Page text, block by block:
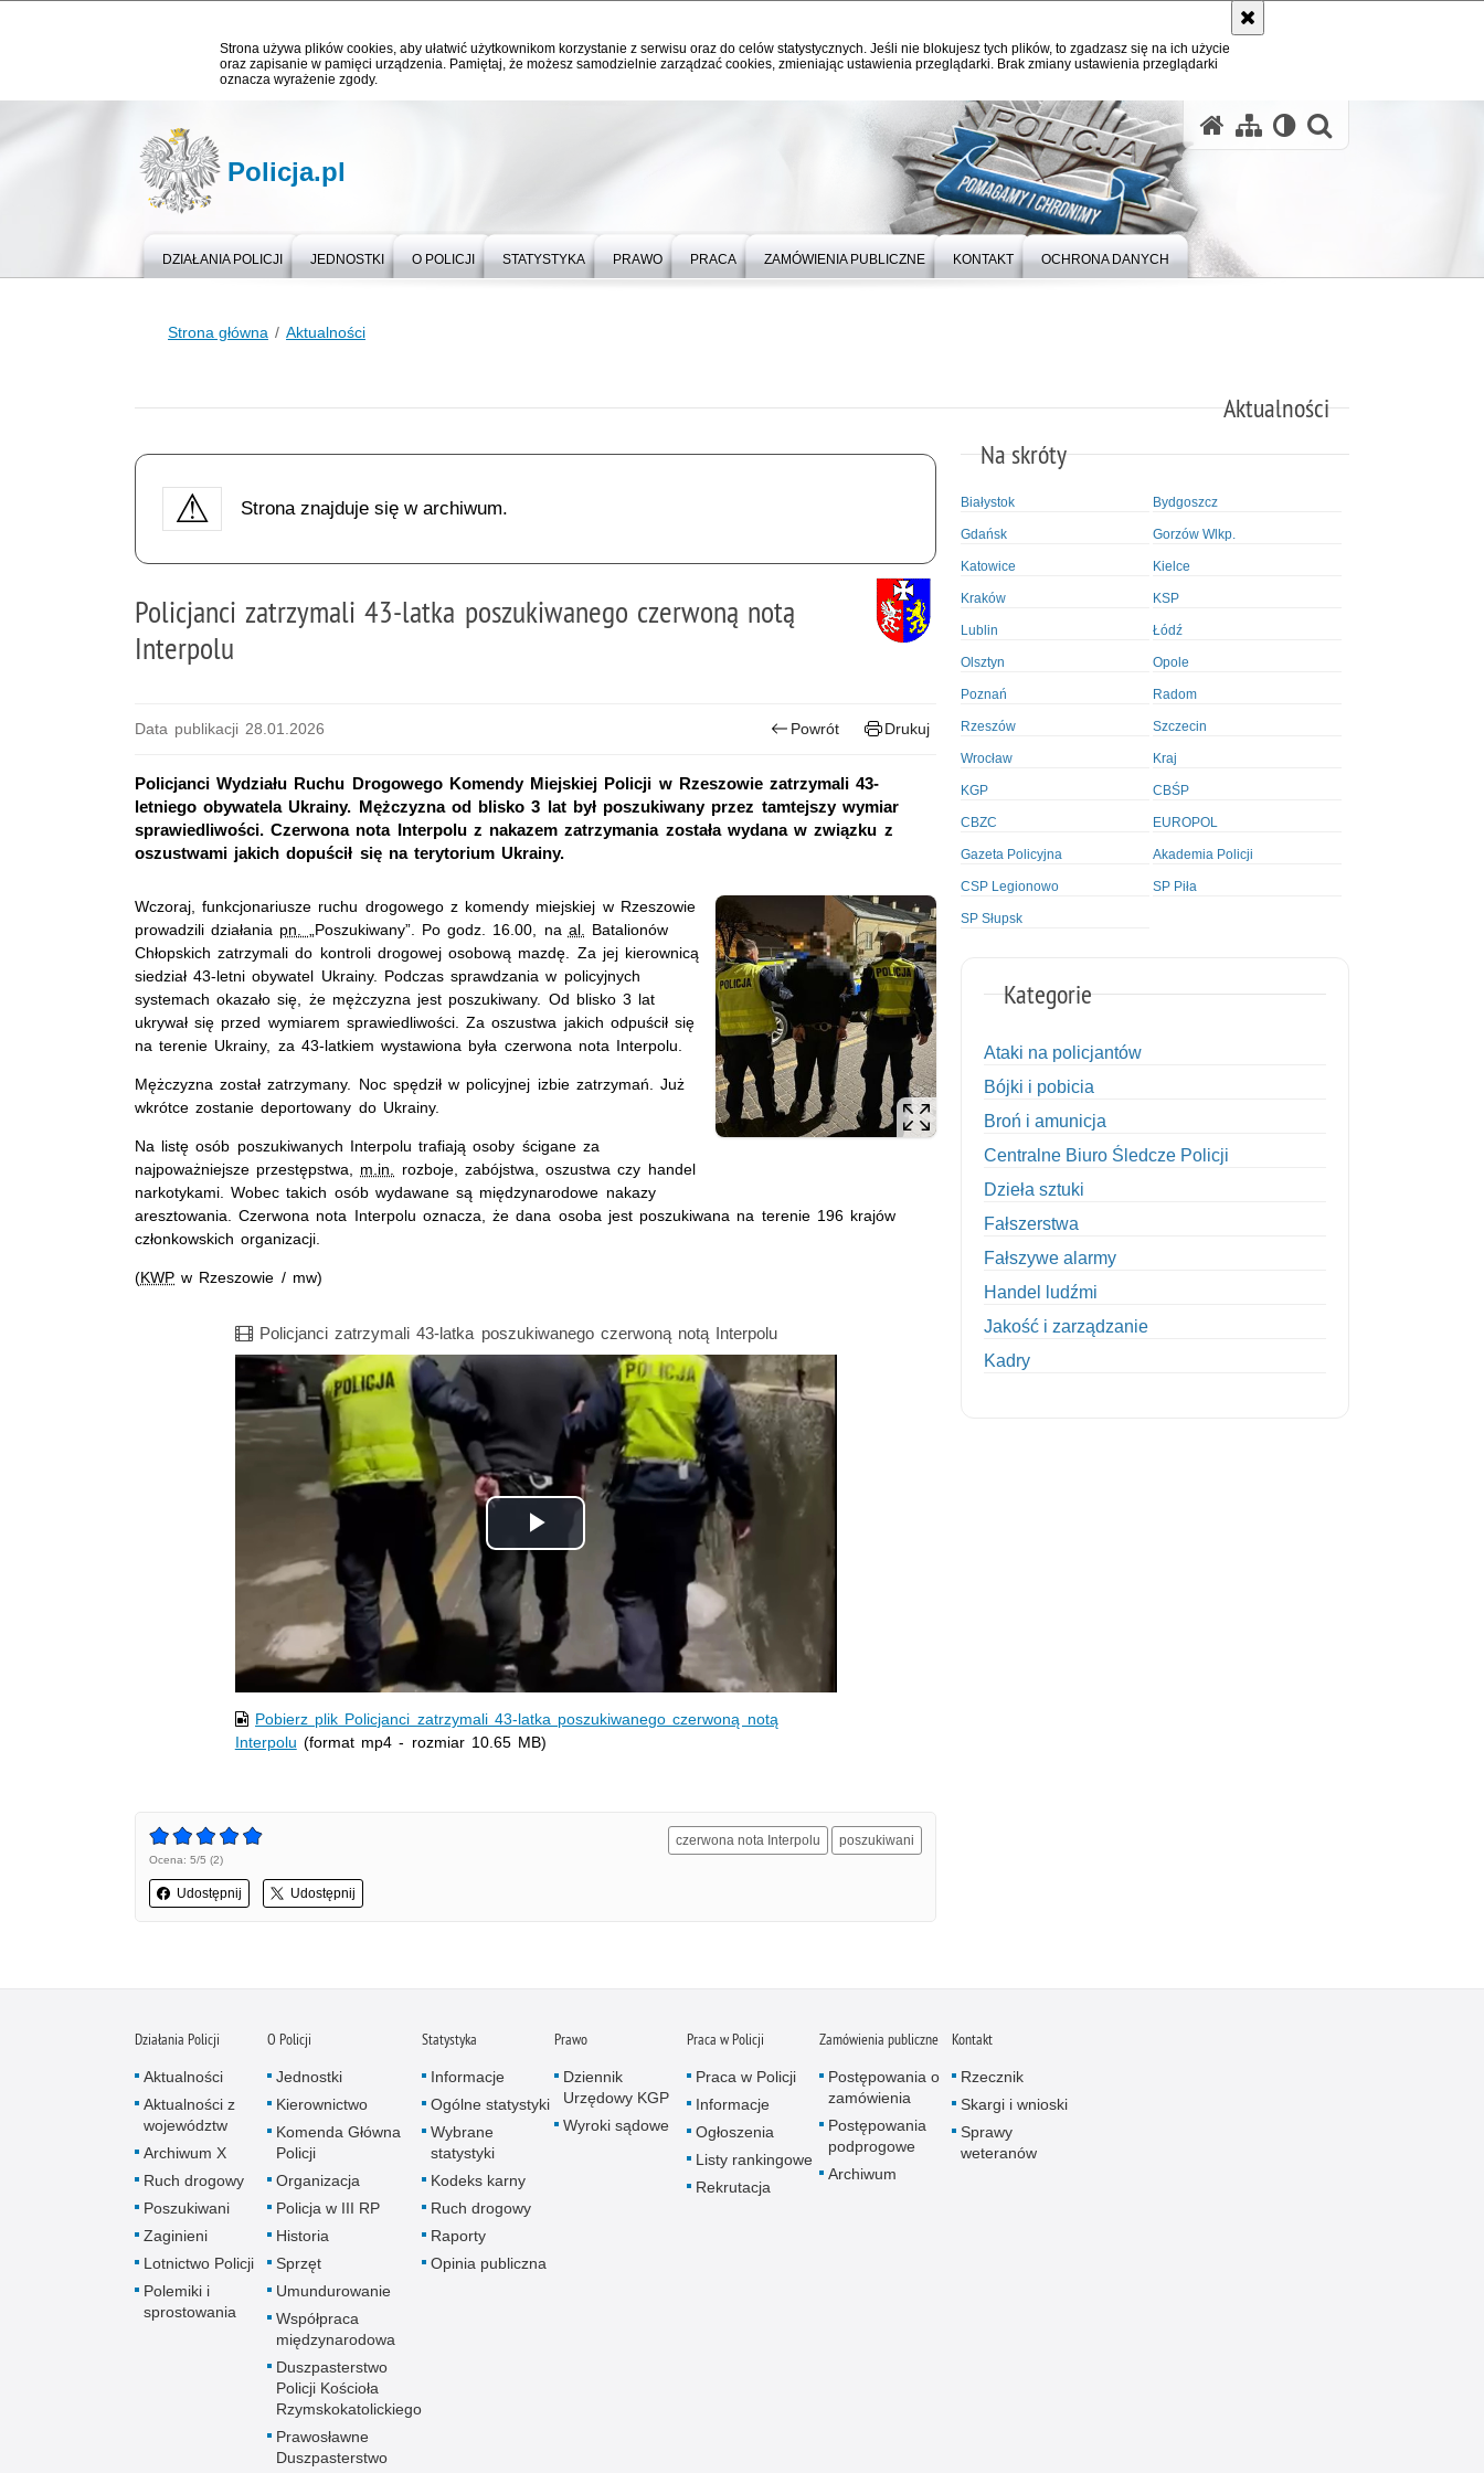
Strona używa plików cookies, aby ułatwić użytkownikom korzystanie z serwisu oraz do celów statystycznych. Jeśli nie blokujesz tych plików, to zgadzasz się na ich użycie
oraz zapisanie w pamięci urządzenia. Pamiętaj, że możesz samodzielnie zarządzać cookies, zmieniając ustawienia przeglądarki. Brak zmiany ustawienia przeglądarki
oznacza wyrażenie zgody.
Policja.pl
DZIAŁANIA POLICJI JEDNOSTKI O POLICJI STATYSTYKA PRAWO PRACA ZAMÓWIENIA PUBLICZNE KONTAKT OCHRONA DANYCH
Strona główna Aktualności
Aktualności
Strona znajduje się w archiwum.
Policjanci zatrzymali 43-latka poszukiwanego czerwoną notą
Interpolu
Data publikacji 28.01.2026 Powrót Drukuj
Policjanci Wydziału Ruchu Drogowego Komendy Miejskiej Policji w Rzeszowie zatrzymali 43-
letniego obywatela Ukrainy. Mężczyzna od blisko 3 lat był poszukiwany przez tamtejszy wymiar
sprawiedliwości. Czerwona nota Interpolu z nakazem zatrzymania została wydana w związku z
oszustwami jakich dopuścił się na terytorium Ukrainy.
Wczoraj, funkcjonariusze ruchu drogowego z komendy miejskiej w Rzeszowie
prowadzili działania pn. „Poszukiwany”. Po godz. 16.00, na al.
Batalionów
Chłopskich zatrzymali do kontroli drogowej osobową mazdę. Za jej kierownicą
siedział 43-letni obywatel Ukrainy. Podczas sprawdzania w policyjnych
systemach okazało się, że mężczyzna jest poszukiwany. Od blisko 3 lat
ukrywał się przed wymiarem sprawiedliwości. Za oszustwa jakich odpuścił się
na terenie Ukrainy, za 43-latkiem wystawiona była czerwona nota Interpolu.
Mężczyzna został zatrzymany. Noc spędził w policyjnej izbie zatrzymań. Już
wkrótce zostanie deportowany do Ukrainy.
Na listę osób poszukiwanych Interpolu trafiają osoby ścigane za
najpoważniejsze przestępstwa, m.in.
rozboje, zabójstwa, oszustwa czy handel
narkotykami. Wobec takich osób wydawane są międzynarodowe nakazy
aresztowania. Czerwona nota Interpolu oznacza, że dana osoba jest poszukiwana na terenie 196 krajów
członkowskich organizacji.
(KWP w Rzeszowie / mw)
Film
Policjanci zatrzymali 43-latka poszukiwanego czerwoną notą Interpolu
Odtwórz
wideo
Pobierz plik Policjanci zatrzymali 43-latka poszukiwanego czerwoną notą
Interpolu (format mp4 - rozmiar 10.65 MB)
Ocena: 5/5 (2)
Udostępnij Udostępnij
czerwona nota Interpolu poszukiwani
Na skróty
Białystok Bydgoszcz
Gdańsk Gorzów Wlkp.
Katowice Kielce
Kraków KSP
Lublin Łódź
Olsztyn Opole
Poznań Radom
Rzeszów Szczecin
Wrocław Kraj
KGP CBŚP
CBZC EUROPOL
Gazeta Policyjna Akademia Policji
CSP Legionowo SP Piła
SP Słupsk
Kategorie
Ataki na policjantów
Bójki i pobicia
Broń i amunicja
Centralne Biuro Śledcze Policji
Dzieła sztuki
Fałszerstwa
Fałszywe alarmy
Handel ludźmi
Jakość i zarządzanie
Kadry
Opinia publiczna
Oszustwa
Pedofilia, pornografia dziecięca
Piractwo przemysłowe
Działania Policji
Aktualności
Aktualności z
województw
Archiwum X
Ruch drogowy
Poszukiwani
Zaginieni
Lotnictwo Policji
Polemiki i
sprostowania
O Policji
Jednostki
Kierownictwo
Komenda Główna
Policji
Organizacja
Policja w III RP
Historia
Sprzęt
Umundurowanie
Współpraca
międzynarodowa
Duszpasterstwo
Policji Kościoła
Rzymskokatolickiego
Prawosławne
Duszpasterstwo
Statystyka
Informacje
Ogólne statystyki
Wybrane
statystyki
Kodeks karny
Ruch drogowy
Raporty
Opinia publiczna
Prawo
Dziennik
Urzędowy KGP
Wyroki sądowe
Praca w Policji
Praca w Policji
Informacje
Ogłoszenia
Listy rankingowe
Rekrutacja
Zamówienia publiczne
Postępowania o
zamówienia
Postępowania
podprogowe
Archiwum
Kontakt
Rzecznik
Skargi i wnioski
Sprawy
weteranów